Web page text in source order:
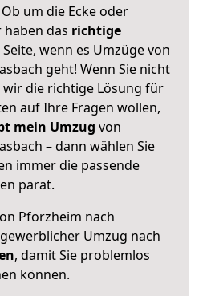
um die Ecke oder
das richtige
wenn es Umzüge von
geht! Wenn Sie nicht
die richtige Lösung für
auf Ihre Fragen wollen,
mein Umzug von
– dann wählen Sie
immer die passende
parat.
Pforzheim nach
Umzug nach
, damit Sie problemlos
können.